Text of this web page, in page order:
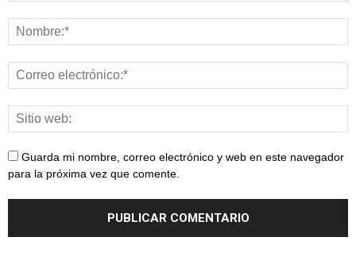
Guarda mi nombre, correo electrónico y web en este navegador
para la próxima vez que comente.